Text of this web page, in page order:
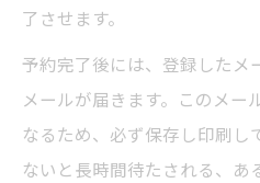
了させます。
予約完了後には、登録したメ
メールが届きます。このメー
なるため、必ず保存し印刷し
ないと長時間待たされる、あ